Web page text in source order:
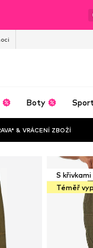
Boty Sport
& VRÁCENÍ ZBOŽÍ
S křivkami
Téměř